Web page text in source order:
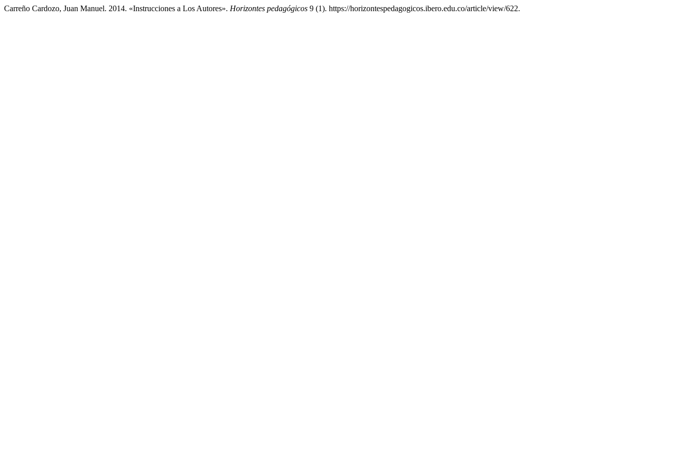
Carreño Cardozo, Juan Manuel. 2014. «Instrucciones a Los Autores». Horizontes pedagógicos 9 (1). https://horizontespedagogicos.ibero.edu.co/article/view/622.